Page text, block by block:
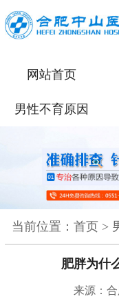
网站首页
男性不育原因
当前位置： 首页 >
肥胖为什
来源：